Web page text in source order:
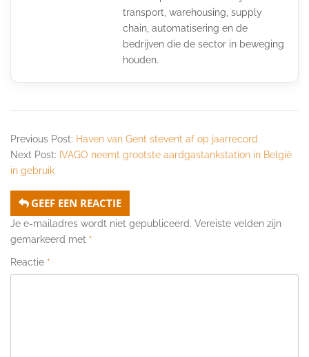
transport, warehousing, supply
chain, automatisering en de
bedrijven die de sector in beweging
houden.
Previous Post: Haven van Gent stevent af op jaarrecord
Next Post: IVAGO neemt grootste aardgastankstation in België
in gebruik
GEEF EEN REACTIE
Je e-mailadres wordt niet gepubliceerd. Vereiste velden zijn
gemarkeerd met *
Reactie *